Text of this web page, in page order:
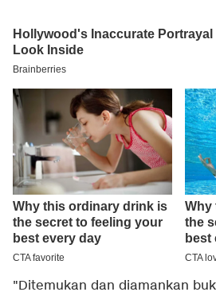
"Ditemukan dan diamankan